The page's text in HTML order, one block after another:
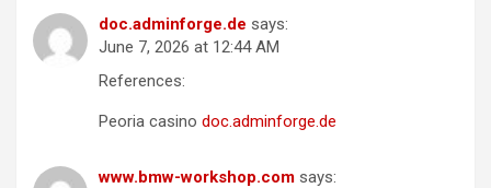
doc.adminforge.de says:
June 7, 2026 at 12:44 AM
References:
Peoria casino doc.adminforge.de
www.bmw-workshop.com says: